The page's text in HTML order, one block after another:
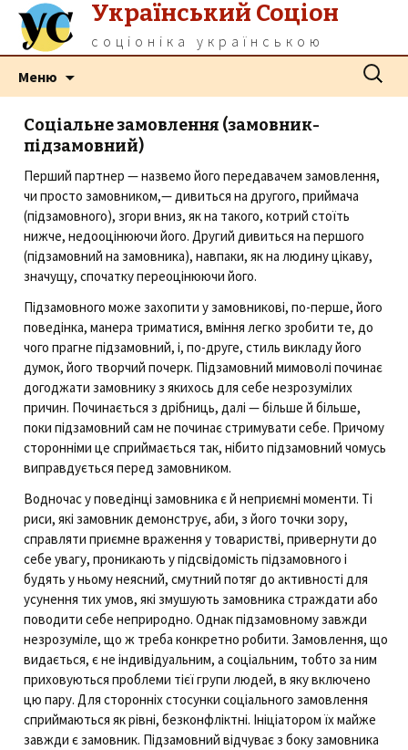
Український Соціон
соціоніка українською
Меню
Пошук:
Соціальне замовлення (замовник-
підзамовний)
Перший партнер — назвемо його передавачем замовлення,
чи просто замовником,— дивиться на другого, приймача
(підзамовного), згори вниз, як на такого, котрий стоїть
нижче, недооцінюючи його. Другий дивиться на першого
(підзамовний на замовника), навпаки, як на людину цікаву,
значущу, спочатку переоцінюючи його.
Підзамовного може захопити у замовникові, по-перше, його
поведінка, манера триматися, вміння легко зробити те, до
чого прагне підзамовний, і, по-друге, стиль викладу його
думок, його творчий почерк. Підзамовний мимоволі починає
догоджати замовнику з якихось для себе незрозумілих
причин. Починається з дрібниць, далі — більше й більше,
поки підзамовний сам не починає стримувати себе. Причому
сторонніми це сприймається так, нібито підзамовний чомусь
виправдується перед замовником.
Водночас у поведінці замовника є й неприємні моменти. Ті
риси, які замовник демонструє, аби, з його точки зору,
справляти приємне враження у товаристві, привернути до
себе увагу, проникають у підсвідомість підзамовного і
будять у ньому неясний, смутний потяг до активності для
усунення тих умов, які змушують замовника страждати або
поводити себе неприродно. Однак підзамовному завжди
незрозуміле, що ж треба конкретно робити. Замовлення, що
видається, є не індивідуальним, а соціальним, тобто за ним
приховуються проблеми тієї групи людей, в яку включено
цю пару. Для сторонніх стосунки соціального замовлення
сприймаються як рівні, безконфліктні. Ініціатором їх майже
завжди є замовник. Підзамовний відчуває з боку замовника